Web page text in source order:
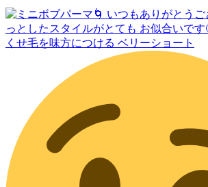
くせ毛を味方につける ベリーショート